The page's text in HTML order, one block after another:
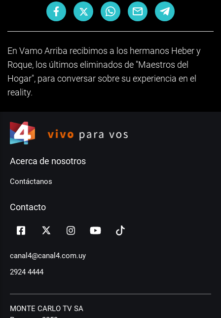
En Vamo Arriba recibimos a los hermanos Heber y
Roque, los últimos eliminados de "Maestros del
Hogar", para conversar sobre su experiencia en el
reality.
Acerca de nosotros
Contáctanos
Contacto
canal4@canal4.com.uy
2924 4444
MONTE CARLO TV SA